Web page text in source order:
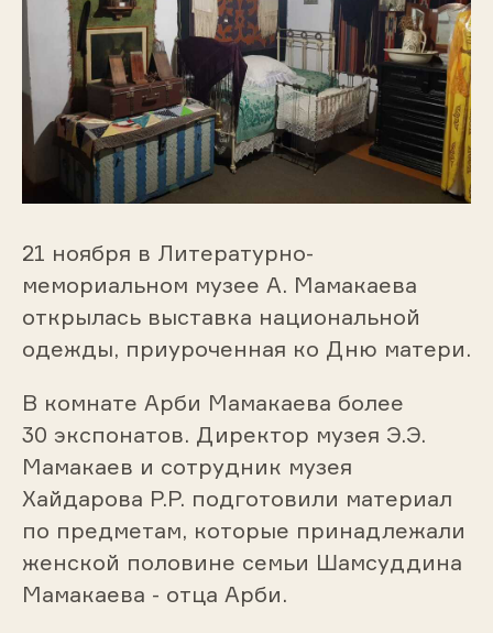
21 ноября в Литературно-
мемориальном музее А. Мамакаева
открылась выставка национальной
одежды, приуроченная ко Дню матери.
В комнате Арби Мамакаева более
30 экспонатов. Директор музея Э.Э.
Мамакаев и сотрудник музея
Хайдарова Р.Р. подготовили материал
по предметам, которые принадлежали
женской половине семьи Шамсуддина
Мамакаева - отца Арби.